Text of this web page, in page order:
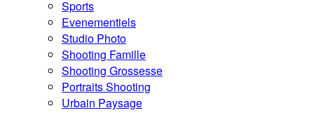
Sports
Evenementiels
Studio Photo
Shooting Famille
Shooting Grossesse
Portraits Shooting
Urbain Paysage